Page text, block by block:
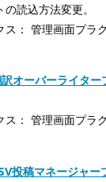
読込方法変更。
ス： 管理画面プラ
オーバーライター
ス： 管理画面プラ
投稿マネージャー